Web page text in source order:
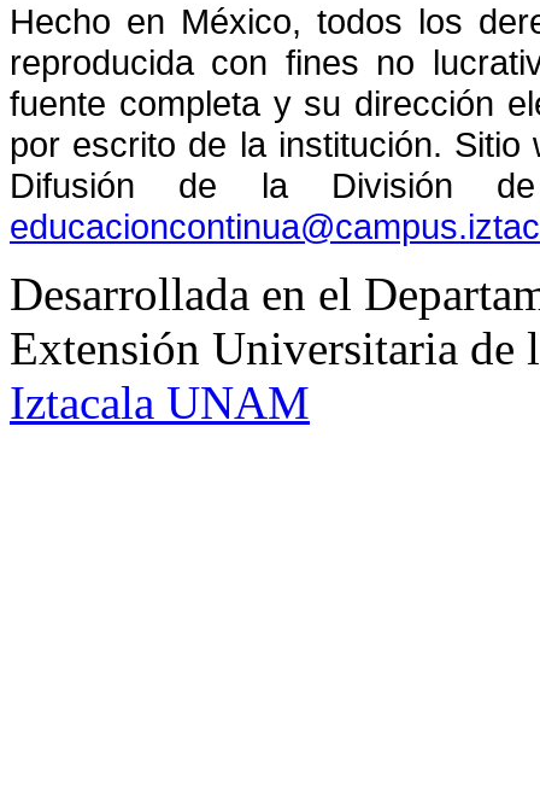
Hecho en México, todos los
reproducida con fines no
fuente completa y su dirección
por escrito de la institución.
Difusión de la División
Desarrollada en el
Extensión Universitaria
Iztacala UNAM